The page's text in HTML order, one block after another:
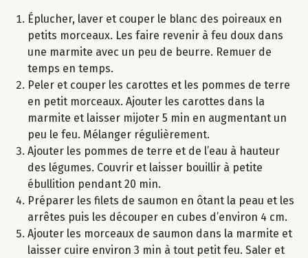
Éplucher, laver et couper le blanc des poireaux en
petits morceaux. Les faire revenir à feu doux dans
une marmite avec un peu de beurre. Remuer de
temps en temps.
Peler et couper les carottes et les pommes de terre
en petit morceaux. Ajouter les carottes dans la
marmite et laisser mijoter 5 min en augmentant un
peu le feu. Mélanger régulièrement.
Ajouter les pommes de terre et de l’eau à hauteur
des légumes. Couvrir et laisser bouillir à petite
ébullition pendant 20 min.
Préparer les filets de saumon en ôtant la peau et les
arrêtes puis les découper en cubes d’environ 4 cm.
Ajouter les morceaux de saumon dans la marmite et
laisser cuire environ 3 min à tout petit feu. Saler et